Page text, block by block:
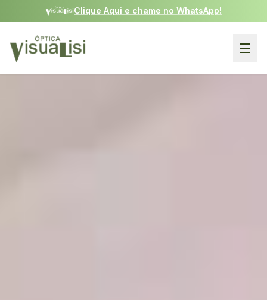
Clique Aqui e chame no WhatsApp!